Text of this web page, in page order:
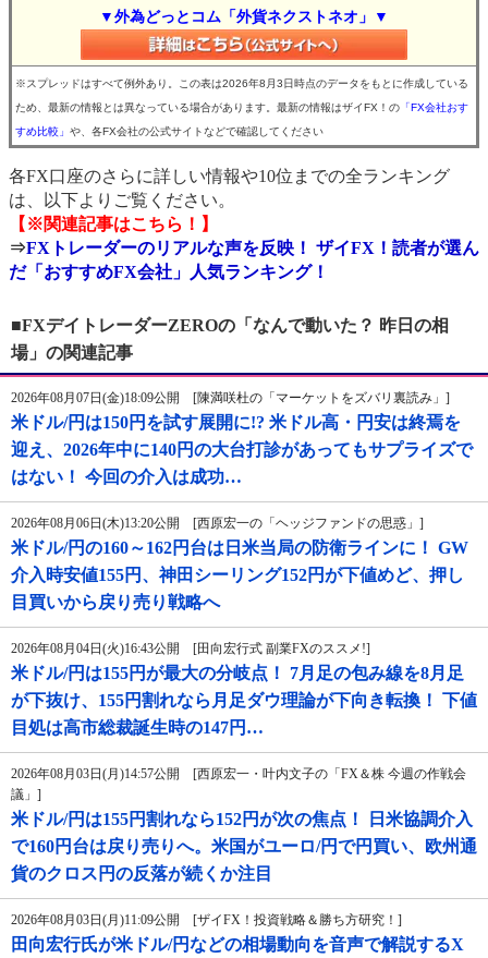
▼外為どっとコム「外貨ネクストネオ」▼
※スプレッドはすべて例外あり。この表は2026年8月3日時点のデータをもとに作成している
ため、最新の情報とは異なっている場合があります。最新の情報はザイFX！の 「FX会社おす
すめ比較」 や、各FX会社の公式サイトなどで確認してください
各FX口座のさらに詳しい情報や10位までの全ランキング
は、以下よりご覧ください。
【※関連記事はこちら！】
⇒FXトレーダーのリアルな声を反映！ ザイFX！読者が選ん
だ「おすすめFX会社」人気ランキング！
■FXデイトレーダーZEROの「なんで動いた？ 昨日の相
場」の関連記事
2026年08月07日(金)18:09公開 [陳満咲杜の「マーケットをズバリ裏読み」]
米ドル/円は150円を試す展開に!? 米ドル高・円安は終焉を
迎え、2026年中に140円の大台打診があってもサプライズで
はない！ 今回の介入は成功…
2026年08月06日(木)13:20公開 [西原宏一の「ヘッジファンドの思惑」]
米ドル/円の160～162円台は日米当局の防衛ラインに！ GW
介入時安値155円、神田シーリング152円が下値めど、押し
目買いから戻り売り戦略へ
2026年08月04日(火)16:43公開 [田向宏行式 副業FXのススメ!]
米ドル/円は155円が最大の分岐点！ 7月足の包み線を8月足
が下抜け、155円割れなら月足ダウ理論が下向き転換！ 下値
目処は高市総裁誕生時の147円…
2026年08月03日(月)14:57公開 [西原宏一・叶内文子の「FX＆株 今週の作戦会
議」]
米ドル/円は155円割れなら152円が次の焦点！ 日米協調介入
で160円台は戻り売りへ。米国がユーロ/円で円買い、欧州通
貨のクロス円の反落が続くか注目
2026年08月03日(月)11:09公開 [ザイFX！投資戦略＆勝ち方研究！]
田向宏行氏が米ドル/円などの相場動向を音声で解説するX